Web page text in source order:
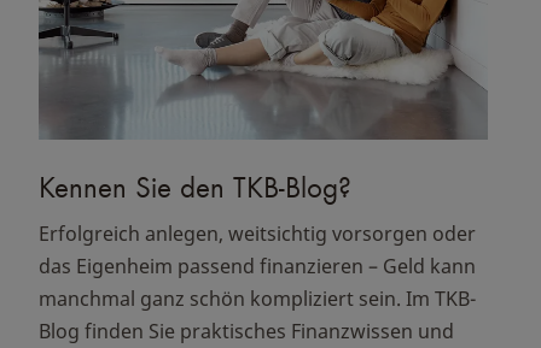
Kennen Sie den TKB-Blog?
Erfolgreich anlegen, weitsichtig vorsorgen oder
das Eigenheim passend finanzieren – Geld kann
manchmal ganz schön kompliziert sein. Im TKB-
Blog finden Sie praktisches Finanzwissen und